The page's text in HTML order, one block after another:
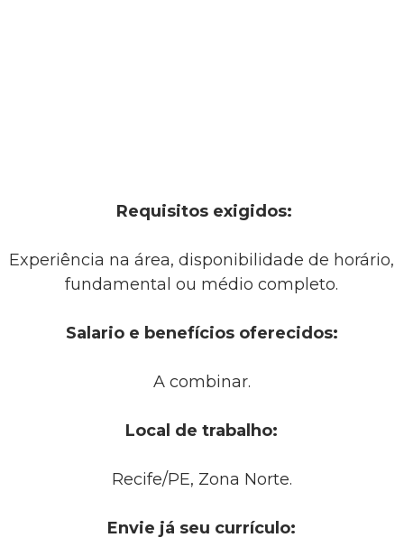
Requisitos exigidos:
Experiência na área, disponibilidade de horário,
fundamental ou médio completo.
Salario e benefícios oferecidos:
A combinar.
Local de trabalho:
Recife/PE, Zona Norte.
Envie já seu currículo: